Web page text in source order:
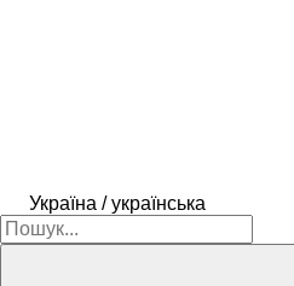
Україна / українська